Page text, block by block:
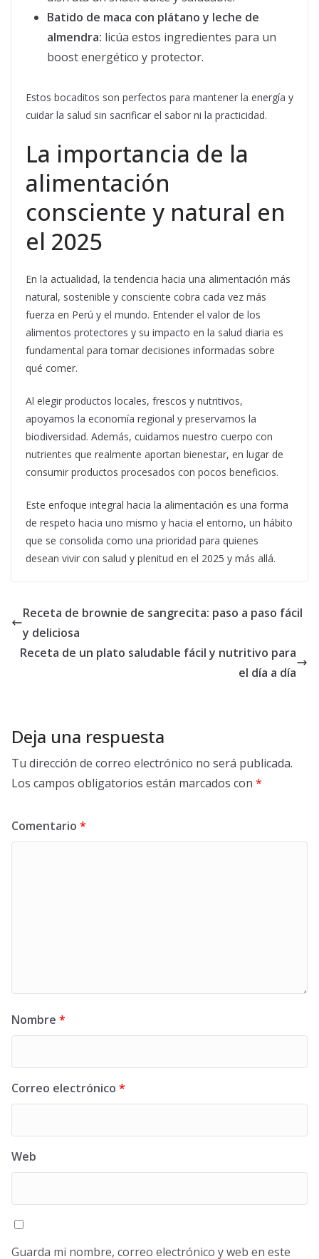
Batido de maca con plátano y leche de
almendra: licúa estos ingredientes para un
boost energético y protector.
Estos bocaditos son perfectos para mantener la energía y
cuidar la salud sin sacrificar el sabor ni la practicidad.
La importancia de la
alimentación
consciente y natural en
el 2025
En la actualidad, la tendencia hacia una alimentación más
natural, sostenible y consciente cobra cada vez más
fuerza en Perú y el mundo. Entender el valor de los
alimentos protectores y su impacto en la salud diaria es
fundamental para tomar decisiones informadas sobre
qué comer.
Al elegir productos locales, frescos y nutritivos,
apoyamos la economía regional y preservamos la
biodiversidad. Además, cuidamos nuestro cuerpo con
nutrientes que realmente aportan bienestar, en lugar de
consumir productos procesados con pocos beneficios.
Este enfoque integral hacia la alimentación es una forma
de respeto hacia uno mismo y hacia el entorno, un hábito
que se consolida como una prioridad para quienes
desean vivir con salud y plenitud en el 2025 y más allá.
Receta de brownie de sangrecita: paso a paso fácil
y deliciosa
Receta de un plato saludable fácil y nutritivo para
el día a día
Deja una respuesta
Tu dirección de correo electrónico no será publicada.
Los campos obligatorios están marcados con *
Comentario *
Nombre *
Correo electrónico *
Web
Guarda mi nombre, correo electrónico y web en este